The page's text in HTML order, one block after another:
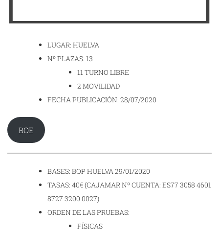
LUGAR: HUELVA
Nº PLAZAS: 13
11 TURNO LIBRE
2 MOVILIDAD
FECHA PUBLICACIÓN: 28/07/2020
BOE
BASES: BOP HUELVA 29/01/2020
TASAS: 40€ (CAJAMAR Nº CUENTA: ES77 3058 4601
8727 3200 0027)
ORDEN DE LAS PRUEBAS:
FÍSICAS